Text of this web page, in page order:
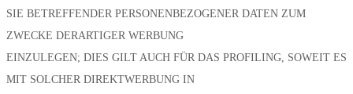
SIE BETREFFENDER PERSONENBEZOGENER DATEN ZUM
ZWECKE DERARTIGER WERBUNG
EINZULEGEN; DIES GILT AUCH FÜR DAS PROFILING, SOWEIT ES
MIT SOLCHER DIREKTWERBUNG IN